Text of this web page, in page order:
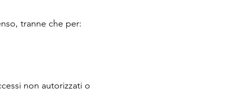
tranne che per:
non autorizzati o